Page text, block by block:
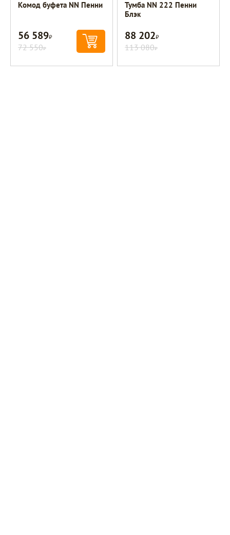
Комод буфета NN Пенни
56 589Р
72 550Р
Тумба NN 222 Пенни
Блэк
88 202Р
113 080Р